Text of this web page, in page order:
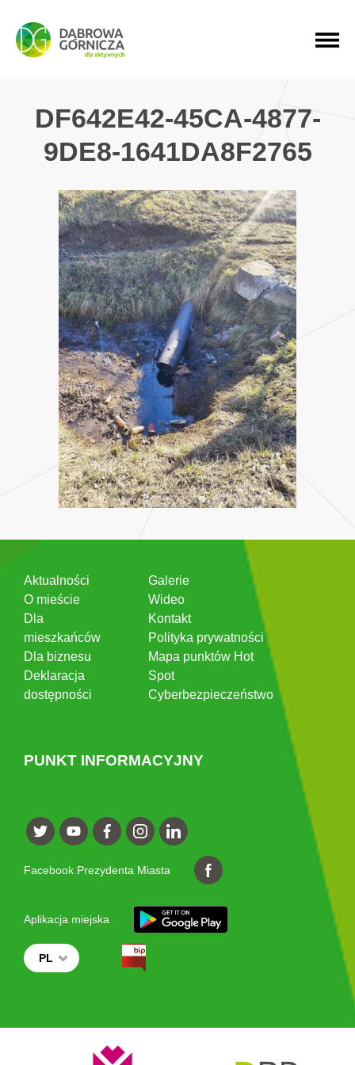
PRZEJDŹ DO MENU GŁÓWNEGO
PRZEJDŹ DO WYSZUKIWARKI
PRZEJDŹ DO TREŚCI
DF642E42-45CA-4877-
9DE8-1641DA8F2765
Aktualności
O mieście
Dla
mieszkańców
Dla biznesu
Deklaracja
dostępności
Galerie
Wideo
Kontakt
Polityka prywatności
Mapa punktów Hot
Spot
Cyberbezpieczeństwo
PUNKT INFORMACYJNY
Facebook Prezydenta Miasta
Aplikacja miejska
PL